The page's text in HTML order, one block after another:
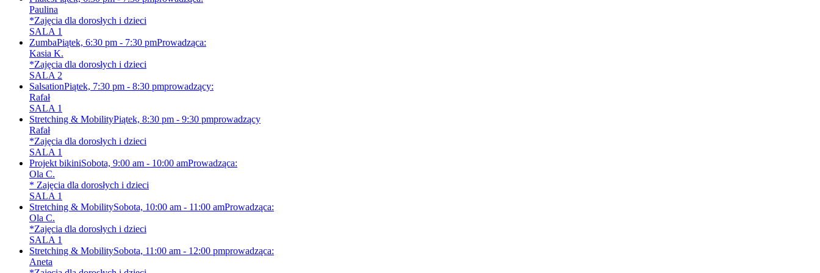
Paulina
*Zajęcia dla dorosłych i dzieci
SALA 1
ZumbaPiątek, 6:30 pm - 7:30 pmProwadząca:
Kasia K.
*Zajęcia dla dorosłych i dzieci
SALA 2
SalsationPiątek, 7:30 pm - 8:30 pmprowadzący:
Rafał
SALA 1
Stretching & MobilityPiątek, 8:30 pm - 9:30 pmprowadzący
Rafał
*Zajęcia dla dorosłych i dzieci
SALA 1
Projekt bikiniSobota, 9:00 am - 10:00 amProwadząca:
Ola C.
* Zajęcia dla dorosłych i dzieci
SALA 1
Stretching & MobilitySobota, 10:00 am - 11:00 amProwadząca:
Ola C.
*Zajęcia dla dorosłych i dzieci
SALA 1
Stretching & MobilitySobota, 11:00 am - 12:00 pmprowadząca:
Aneta